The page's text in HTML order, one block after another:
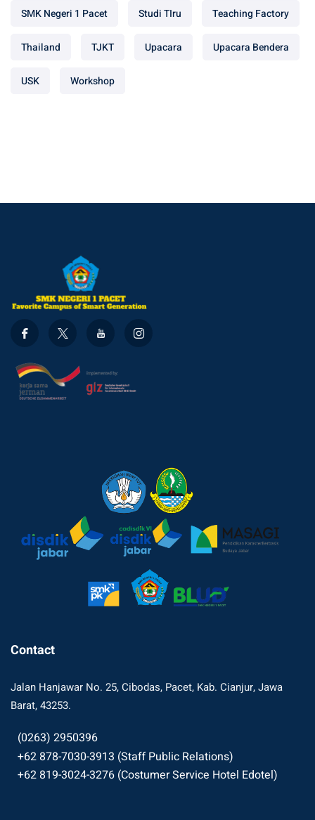
SMK Negeri 1 Pacet Studi TIru Teaching Factory
Thailand TJKT Upacara Upacara Bendera
USK Workshop
Contact
Jalan Hanjawar No. 25, Cibodas, Pacet, Kab. Cianjur, Jawa
Barat, 43253.
(0263) 2950396
+62 878-7030-3913 (Staff Public Relations)
+62 819-3024-3276 (Costumer Service Hotel Edotel)